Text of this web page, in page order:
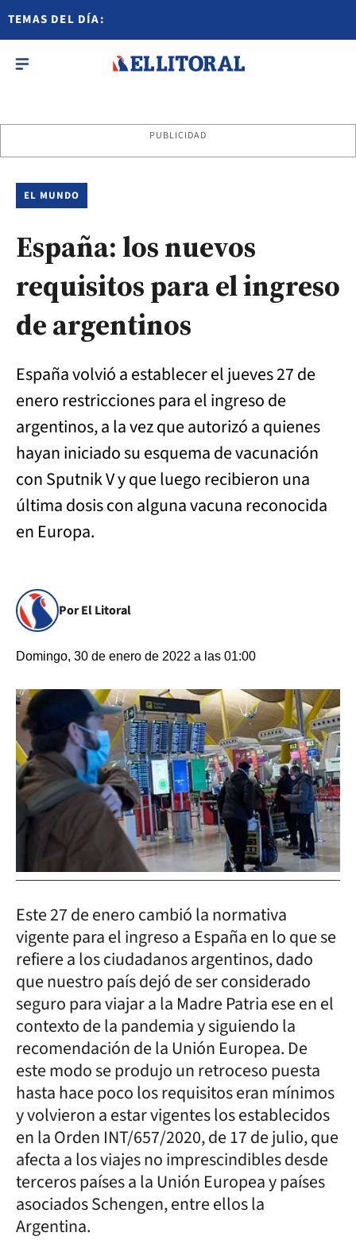
TEMAS DEL DÍA:
PUBLICIDAD
EL MUNDO
España: los nuevos
requisitos para el ingreso
de argentinos
España volvió a establecer el jueves 27 de
enero restricciones para el ingreso de
argentinos, a la vez que autorizó a quienes
hayan iniciado su esquema de vacunación
con Sputnik V y que luego recibieron una
última dosis con alguna vacuna reconocida
en Europa.
Por El Litoral
Domingo, 30 de enero de 2022 a las 01:00
Este 27 de enero cambió la normativa
vigente para el ingreso a España en lo que se
refiere a los ciudadanos argentinos, dado
que nuestro país dejó de ser considerado
seguro para viajar a la Madre Patria ese en el
contexto de la pandemia y siguiendo la
recomendación de la Unión Europea. De
este modo se produjo un retroceso puesta
hasta hace poco los requisitos eran mínimos
y volvieron a estar vigentes los establecidos
en la Orden INT/657/2020, de 17 de julio, que
afecta a los viajes no imprescindibles desde
terceros países a la Unión Europea y países
asociados Schengen, entre ellos la
Argentina.